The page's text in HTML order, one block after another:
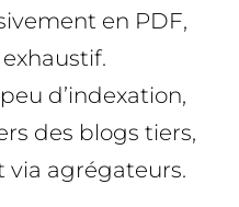
en PDF,
d’indexation,
des blogs tiers,
via agrégateurs.